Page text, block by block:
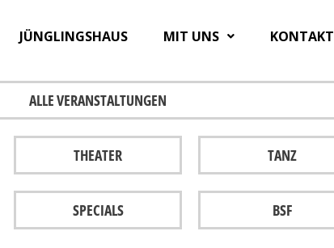
JÜNGLINGSHAUS MIT UNS KONTAKT
ALLE VERANSTALTUNGEN
THEATER TANZ
SPECIALS BSF